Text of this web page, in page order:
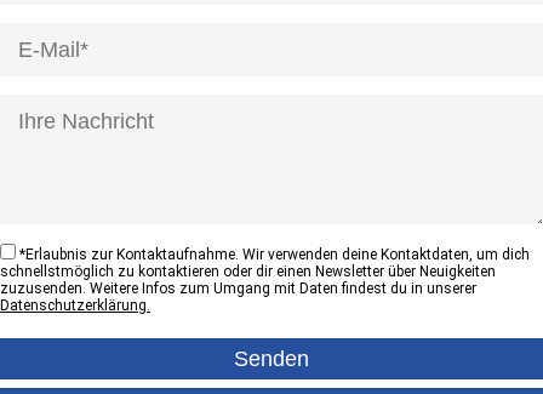
*Erlaubnis zur Kontaktaufnahme. Wir verwenden deine Kontaktdaten, um dich
schnellstmöglich zu kontaktieren oder dir einen Newsletter über Neuigkeiten
zuzusenden. Weitere Infos zum Umgang mit Daten findest du in unserer
Datenschutzerklärung.